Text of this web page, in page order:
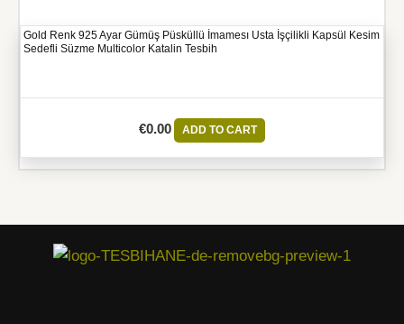
Gold Renk 925 Ayar Gümüş Püsküllü İmamesı Usta İşçilikli Kapsül Kesim
Sedefli Süzme Multicolor Katalin Tesbih
€0.00 ADD TO CART